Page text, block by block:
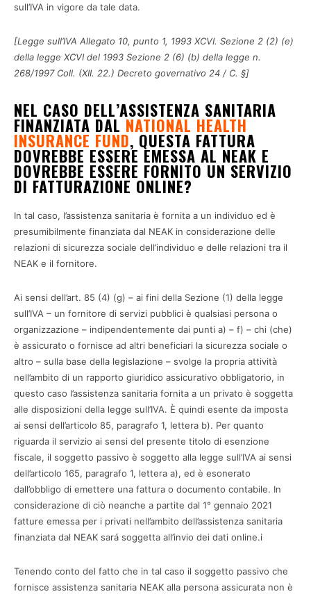
sull’IVA in vigore da tale data.
[Legge sull’IVA Allegato 10, punto 1, 1993 XCVI. Sezione 2 (2) (e)
della legge XCVI del 1993 Sezione 2 (6) (b) della legge n.
268/1997 Coll. (XII. 22.) Decreto governativo 24 / C. §]
NEL CASO DELL’ASSISTENZA SANITARIA
FINANZIATA DAL NATIONAL HEALTH
INSURANCE FUND, QUESTA FATTURA
DOVREBBE ESSERE EMESSA AL NEAK E
DOVREBBE ESSERE FORNITO UN SERVIZIO
DI FATTURAZIONE ONLINE?
In tal caso, l’assistenza sanitaria è fornita a un individuo ed è
presumibilmente finanziata dal NEAK in considerazione delle
relazioni di sicurezza sociale dell’individuo e delle relazioni tra il
NEAK e il fornitore.
Ai sensi dell’art. 85 (4) (g) – ai fini della Sezione (1) della legge
sull’IVA – un fornitore di servizi pubblici è qualsiasi persona o
organizzazione – indipendentemente dai punti a) – f) – chi (che)
è assicurato o fornisce ad altri beneficiari la sicurezza sociale o
altro – sulla base della legislazione – svolge la propria attività
nell’ambito di un rapporto giuridico assicurativo obbligatorio, in
questo caso l’assistenza sanitaria fornita a un privato è soggetta
alle disposizioni della legge sull’IVA. È quindi esente da imposta
ai sensi dell’articolo 85, paragrafo 1, lettera b). Per quanto
riguarda il servizio ai sensi del presente titolo di esenzione
fiscale, il soggetto passivo è soggetto alla legge sull’IVA ai sensi
dell’articolo 165, paragrafo 1, lettera a), ed è esonerato
dall’obbligo di emettere una fattura o documento contabile. In
considerazione di ciò neanche a partite dal 1° gennaio 2021
fatture emessa per i privati ​​nell’ambito dell’assistenza sanitaria
finanziata dal NEAK sará soggetta all’invio dei dati online.i
Tenendo conto del fatto che in tal caso il soggetto passivo che
fornisce assistenza sanitaria NEAK alla persona assicurata non è